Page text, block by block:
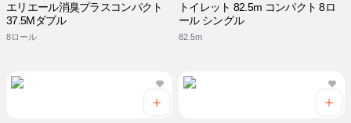
エリエール消臭プラスコンパクト
37.5Mダブル
8ロール
トイレット 82.5m コンパクト 8ロ
ール シングル
82.5m